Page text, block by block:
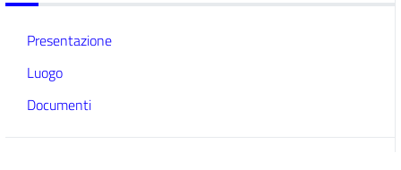
Presentazione
Luogo
Documenti